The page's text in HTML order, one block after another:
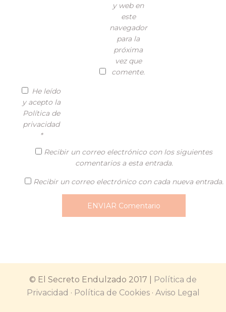
y web en
este
navegador
para la
próxima
vez que
comente.
He leído
y acepto la
Política de
privacidad
*
Recibir un correo electrónico con los siguientes
comentarios a esta entrada.
Recibir un correo electrónico con cada nueva entrada.
© El Secreto Endulzado 2017 |
Política de
Privacidad · Política de Cookies· Aviso Legal